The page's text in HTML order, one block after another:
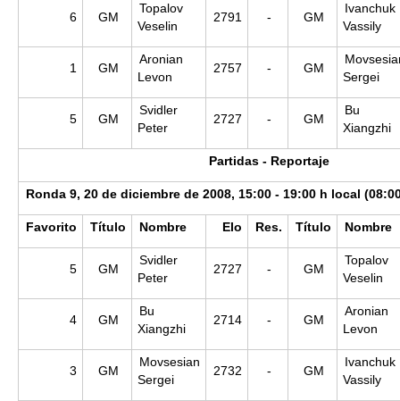
6 GM
Topalov
Veselin
2791 - GM
Ivanchuk
Vassily
1 GM
Aronian
Levon
2757 - GM
Sergei
5 GM
Svidler
Peter
2727 - GM
Bu
Xiangzhi
Partidas - Reportaje
Ronda 9, 20 de diciembre de 2008, 15:00 - 19:00 h local
Favorito Título Nombre Elo Res. Título Nombre
5 GM
Svidler
Peter
2727 - GM
Topalov
Veselin
4 GM
Bu
Xiangzhi
2714 - GM
Aronian
Levon
3 GM
Movsesian
Sergei
2732 - GM
Ivanchuk
Vassily